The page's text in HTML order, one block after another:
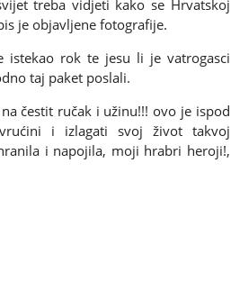
treba vidjeti kako se Hrvatskoj
je objavljene fotografije.
rok te jesu li je vatrogasci
taj paket poslali.
čestit ručak i užinu!!! ovo je ispod
i izlagati svoj život takvoj
i napojila, moji hrabri heroji!,